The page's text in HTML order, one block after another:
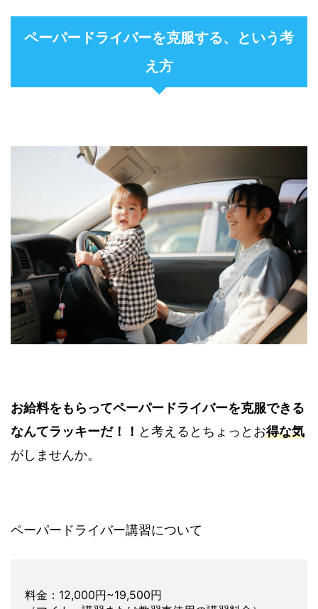
ペーパードライバーを克服する、という考
え方
お給料をもらってペーパードライバーを克服できる
なんてラッキーだ！！ と考えるとちょっとお得な気
がしませんか。
ペーパードライバー講習について
料金：12,000円~19,500円